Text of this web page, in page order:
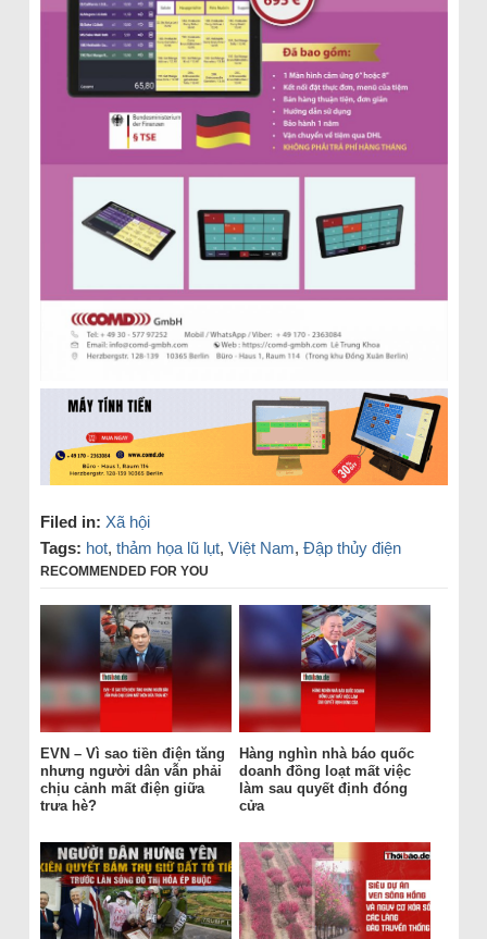
Filed in: Xã hội
Tags: hot, thảm họa lũ lụt, Việt Nam, Đập thủy điện
RECOMMENDED FOR YOU
EVN – Vì sao tiền điện tăng
nhưng người dân vẫn phải
chịu cảnh mất điện giữa
trưa hè?
Hàng nghìn nhà báo quốc
doanh đồng loạt mất việc
làm sau quyết định đóng
cửa